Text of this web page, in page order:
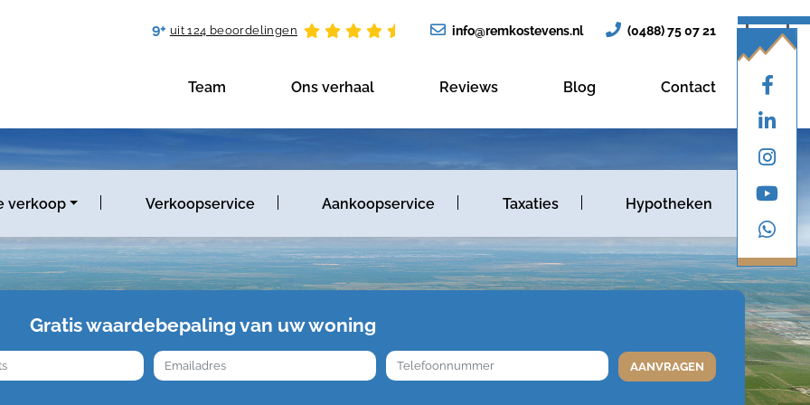
9+ uit 124 beoordelingen info@remkostevens.nl (0488) 75 07 21
Team Ons verhaal Reviews Blog Contact
verkoop Verkoopservice Aankoopservice Taxaties Hypotheken
Gratis waardebepaling van uw woning